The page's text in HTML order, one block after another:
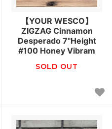
【YOUR WESCO】
ZIGZAG Cinnamon
Desperado 7"Height
#100 Honey Vibram
SOLD OUT